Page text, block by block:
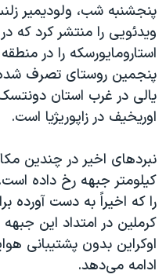
پنجشنبه شب، ولودیمیر
ویدئویی را منتشر کرد که
استارومایورسکه را در
پنجمین روستای تصرف شده
اوریخیف در زاپوریژیا است.
نبردهای اخیر در چندین
کیلومتر جبهه رخ داده
را که اخیراً به دست آورده
کرملین در امتداد این
اوکراین بدون پشتیبانی
ادامه می‌‎دهد.